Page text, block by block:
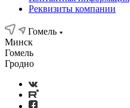
Реквизиты компании
Гомель
Минск
Гомель
Гродно